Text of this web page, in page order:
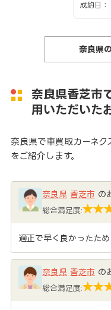
成約日：
奈良県
奈良県香芝市
用いただいた
奈良県で車買取カーネ
をご紹介します。
奈良県 香芝市 の
総合満足度:
適正で早く良かったため
奈良県 香芝市 の
総合満足度: